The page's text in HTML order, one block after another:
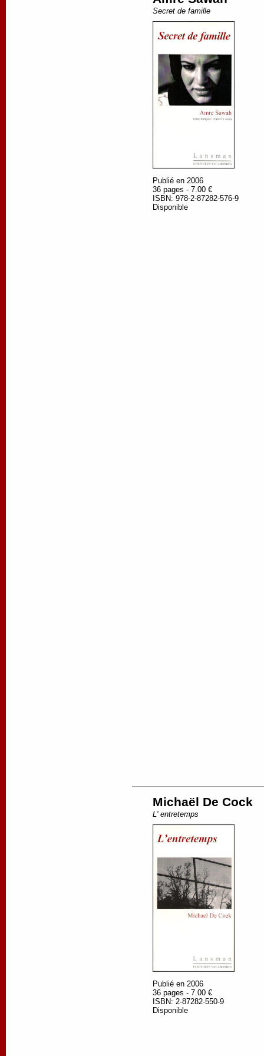
Secret de famille
Publié en 2006
36 pages - 7.00 €
ISBN: 978-2-87282-576-9
Disponible
Michaël De Cock
L' entretemps
Publié en 2006
36 pages - 7.00 €
ISBN: 2-87282-550-9
Disponible